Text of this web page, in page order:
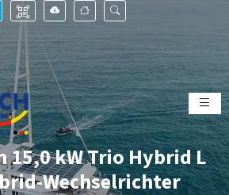
15,0 kW Trio Hybrid L
Wechselrichter